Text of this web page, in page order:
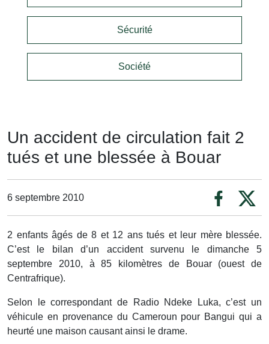
Sécurité
Société
Un accident de circulation fait 2
tués et une blessée à Bouar
6 septembre 2010
2 enfants âgés de 8 et 12 ans tués et leur mère blessée.
C’est le bilan d’un accident survenu le dimanche 5
septembre 2010, à 85 kilomètres de Bouar (ouest de
Centrafrique).
Selon le correspondant de Radio Ndeke Luka, c’est un
véhicule en provenance du Cameroun pour Bangui qui a
heurté une maison causant ainsi le drame.